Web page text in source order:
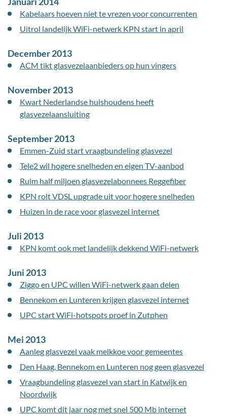
Kabelaars hoeven niet te vrezen voor concurrenten
Uitrol landelijk WiFi-netwerk KPN start in april
December 2013
ACM tikt glasvezelaanbieders op hun vingers
November 2013
Kwart Nederlandse huishoudens heeft
glasvezelaansluiting
September 2013
Emmen-Zuid start vraagbundeling glasvezel
Tele2 wil hogere snelheden en eigen TV-aanbod
Ruim half miljoen glasvezelabonnees Reggefiber
KPN rolt VDSL upgrade uit voor hogere snelheden
Huizen in de race voor glasvezel internet
Juli 2013
KPN komt ook met landelijk dekkend WiFi-netwerk
Juni 2013
Ziggo en UPC willen WiFi-netwerk gaan delen
Bennekom en Lunteren krijgen glasvezel internet
UPC start WiFi-hotspots proef in Zutphen
Mei 2013
Aanleg glasvezel vaak melkkoe voor gemeentes
Den Haag, Bennekom en Lunteren nog geen glasvezel
Vraagbundeling glasvezel van start in Katwijk en
Noordwijk
UPC komt dit jaar nog met snel 500 Mb internet